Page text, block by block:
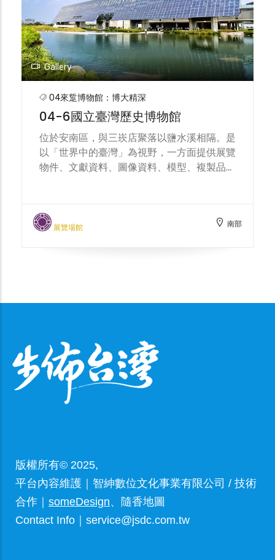
Gallery
04來踅博物館：博大精深
04-6國立臺灣歷史博物館
位於安南區，與三崁店聚落以鹽水溪相隔。是
以「世界中的臺灣」為視野，一方面提供展覽
物件、文獻資料、圖像資料、模型、複製品等
興趣之大眾，對於臺灣歷史的深度閱讀；另
外，博物館內的常設展為「斯土斯民：臺灣的
展覽場館 南部
版權所有© 2025,
平台內容維護｜智紳數位文化事業有限公司 / 技術
合作｜ someDesign、隨香地圖
Contact Info｜service@jsdc.com.tw